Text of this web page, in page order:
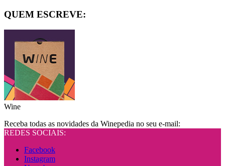
QUEM ESCREVE:
Wine
Receba todas as novidades da Winepedia no seu e-mail:
REDES SOCIAIS:
Facebook
Instagram